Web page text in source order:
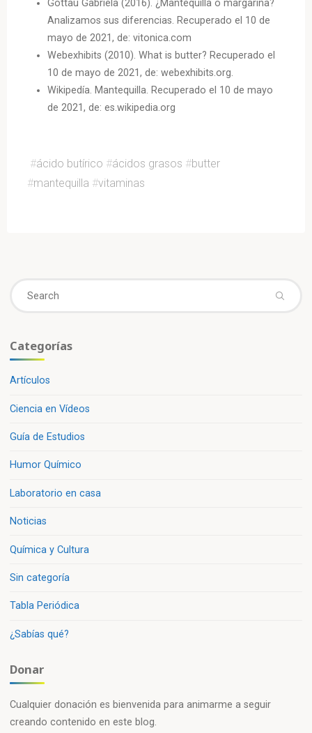
Gottau Gabriela (2016). ¿Mantequilla o margarina?
Analizamos sus diferencias. Recuperado el 10 de
mayo de 2021, de: vitonica.com
Webexhibits (2010). What is butter? Recuperado el
10 de mayo de 2021, de: webexhibits.org.
Wikipedía. Mantequilla. Recuperado el 10 de mayo
de 2021, de: es.wikipedia.org
#ácido butírico #ácidos grasos #butter
#mantequilla #vitaminas
Categorías
Artículos
Ciencia en Vídeos
Guía de Estudios
Humor Químico
Laboratorio en casa
Noticias
Química y Cultura
Sin categoría
Tabla Periódica
¿Sabías qué?
Donar
Cualquier donación es bienvenida para animarme a seguir
creando contenido en este blog.